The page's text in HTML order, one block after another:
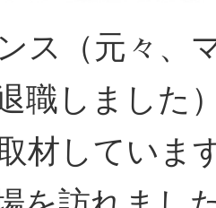
ス（元々、
職しました
材していま